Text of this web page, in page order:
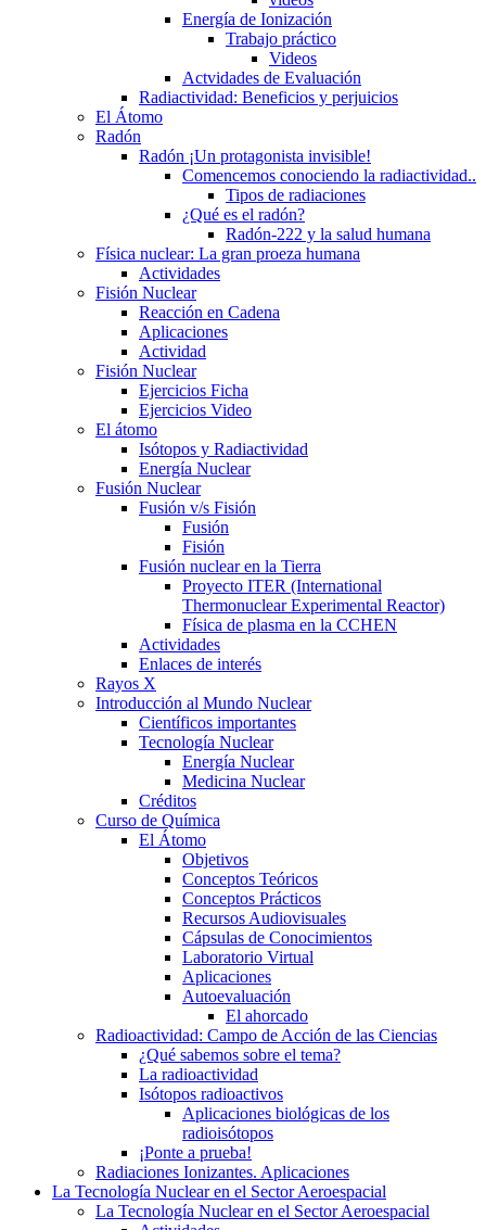
Energía de Ionización
Trabajo práctico
Videos
Actvidades de Evaluación
Radiactividad: Beneficios y perjuicios
El Átomo
Radón
Radón ¡Un protagonista invisible!
Comencemos conociendo la radiactividad..
Tipos de radiaciones
¿Qué es el radón?
Radón-222 y la salud humana
Física nuclear: La gran proeza humana
Actividades
Fisión Nuclear
Reacción en Cadena
Aplicaciones
Actividad
Fisión Nuclear
Ejercicios Ficha
Ejercicios Video
El átomo
Isótopos y Radiactividad
Energía Nuclear
Fusión Nuclear
Fusión v/s Fisión
Fusión
Fisión
Fusión nuclear en la Tierra
Proyecto ITER (International
Thermonuclear Experimental Reactor)
Física de plasma en la CCHEN
Actividades
Enlaces de interés
Rayos X
Introducción al Mundo Nuclear
Científicos importantes
Tecnología Nuclear
Energía Nuclear
Medicina Nuclear
Créditos
Curso de Química
El Átomo
Objetivos
Conceptos Teóricos
Conceptos Prácticos
Recursos Audiovisuales
Cápsulas de Conocimientos
Laboratorio Virtual
Aplicaciones
Autoevaluación
El ahorcado
Radioactividad: Campo de Acción de las Ciencias
¿Qué sabemos sobre el tema?
La radioactividad
Isótopos radioactivos
Aplicaciones biológicas de los
radioisótopos
¡Ponte a prueba!
Radiaciones Ionizantes. Aplicaciones
La Tecnología Nuclear en el Sector Aeroespacial
La Tecnología Nuclear en el Sector Aeroespacial